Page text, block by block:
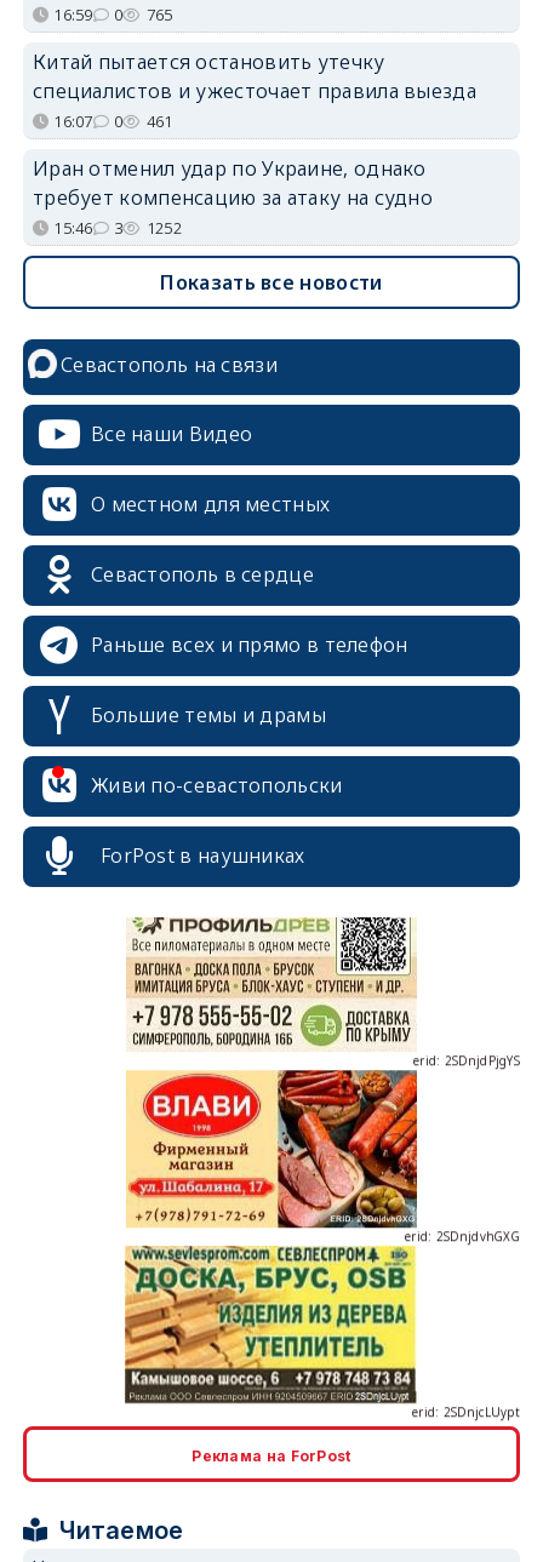
16:59 0 765
Китай пытается остановить утечку
специалистов и ужесточает правила выезда
16:07 0 461
Иран отменил удар по Украине, однако
требует компенсацию за атаку на судно
15:46 3 1252
Показать все новости
Севастополь на связи
Все наши Видео
О местном для местных
Севастополь в сердце
Раньше всех и прямо в телефон
Большие темы и драмы
Живи по-севастопольски
ForPost в наушниках
erid: 2SDnjdPjgYS
erid: 2SDnjdvhGXG
Реклама на ForPost
Читаемое